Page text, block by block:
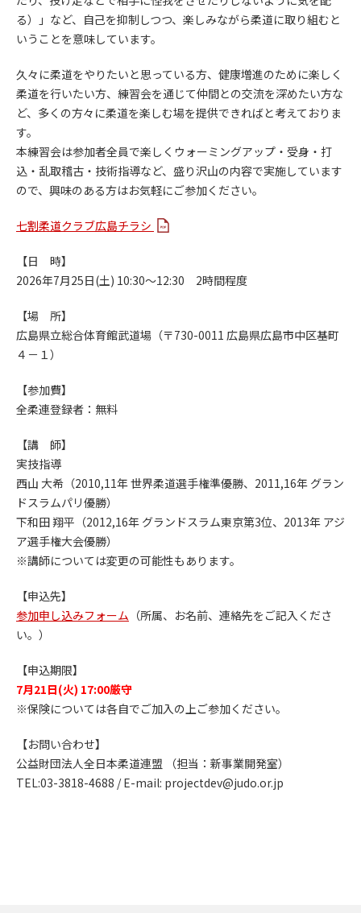
る）」など、自己を抑制しつつ、楽しみながら柔道に取り組むと
いうことを意味しています。
久々に柔道をやりたいと思っている方、健康増進のために楽しく
柔道を行いたい方、練習会を通じて仲間との交流を深めたい方な
ど、多くの方々に柔道を楽しむ場を提供できればと考えておりま
す。
本練習会は参加者全員で楽しくウォーミングアップ・受身・打
込・乱取稽古・技術指導など、盛り沢山の内容で実施しています
ので、興味のある方はお気軽にご参加ください。
七割柔道クラブ広島チラシ
【日 時】
2026年7月25日(土) 10:30～12:30 2時間程度
【場 所】
広島県立総合体育館武道場（〒730-0011 広島県広島市中区基町
４－１）
【参加費】
全柔連登録者：無料
【講 師】
実技指導
西山 大希（2010,11年 世界柔道選手権準優勝、2011,16年 グラン
ドスラムパリ優勝）
下和田 翔平（2012,16年 グランドスラム東京第3位、2013年 アジ
ア選手権大会優勝）
※講師については変更の可能性もあります。
【申込先】
参加申し込みフォーム （所属、お名前、連絡先をご記入くださ
い。）
【申込期限】
7月21日(火) 17:00厳守
※保険については各自でご加入の上ご参加ください。
【お問い合わせ】
公益財団法人全日本柔道連盟 （担当：新事業開発室）
TEL:03-3818-4688 / E-mail: projectdev@judo.or.jp